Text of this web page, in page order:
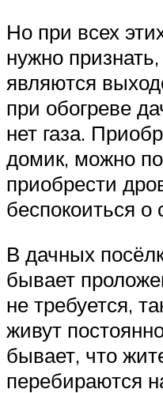
Но при всех
нужно
являются
при обогреве
нет газа.
домик, можно
приобрести
беспокоиться о
В дачных
бывает
не требуется,
живут
бывает, что
перебираются